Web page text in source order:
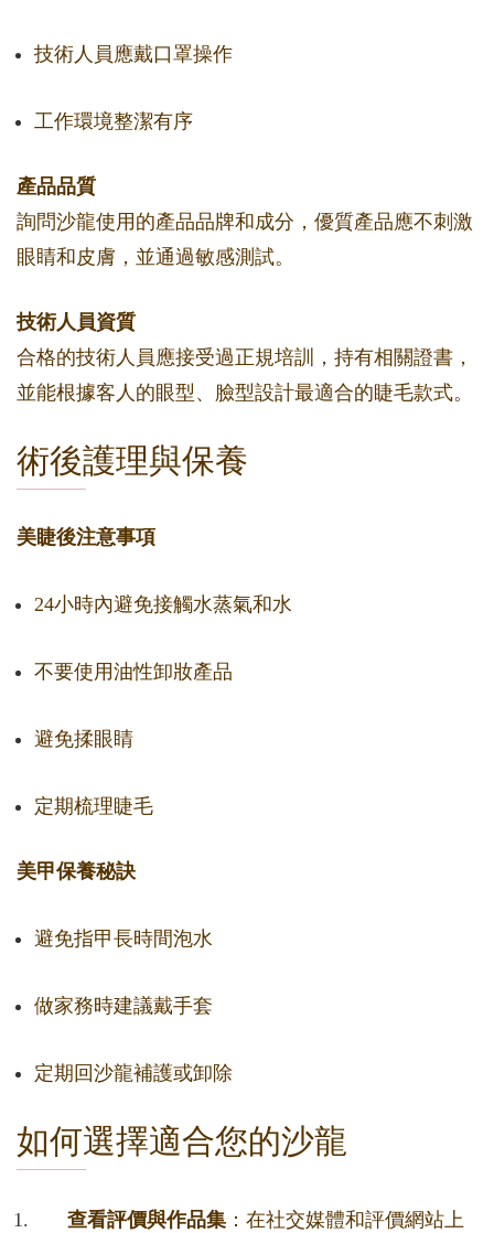
技術人員應戴口罩操作
工作環境整潔有序
產品品質
詢問沙龍使用的產品品牌和成分，優質產品應不刺激
眼睛和皮膚，並通過敏感測試。
技術人員資質
合格的技術人員應接受過正規培訓，持有相關證書，
並能根據客人的眼型、臉型設計最適合的睫毛款式。
術後護理與保養
美睫後注意事項
24小時內避免接觸水蒸氣和水
不要使用油性卸妝產品
避免揉眼睛
定期梳理睫毛
美甲保養秘訣
避免指甲長時間泡水
做家務時建議戴手套
定期回沙龍補護或卸除
如何選擇適合您的沙龍
查看評價與作品集 ：在社交媒體和評價網站上